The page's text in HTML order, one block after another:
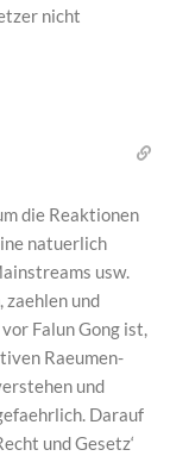
nicht
die Reaktionen
natuerlich
usw.
zaehlen und
Falun Gong ist,
Raeumen-
und
Darauf
und Gesetz‘